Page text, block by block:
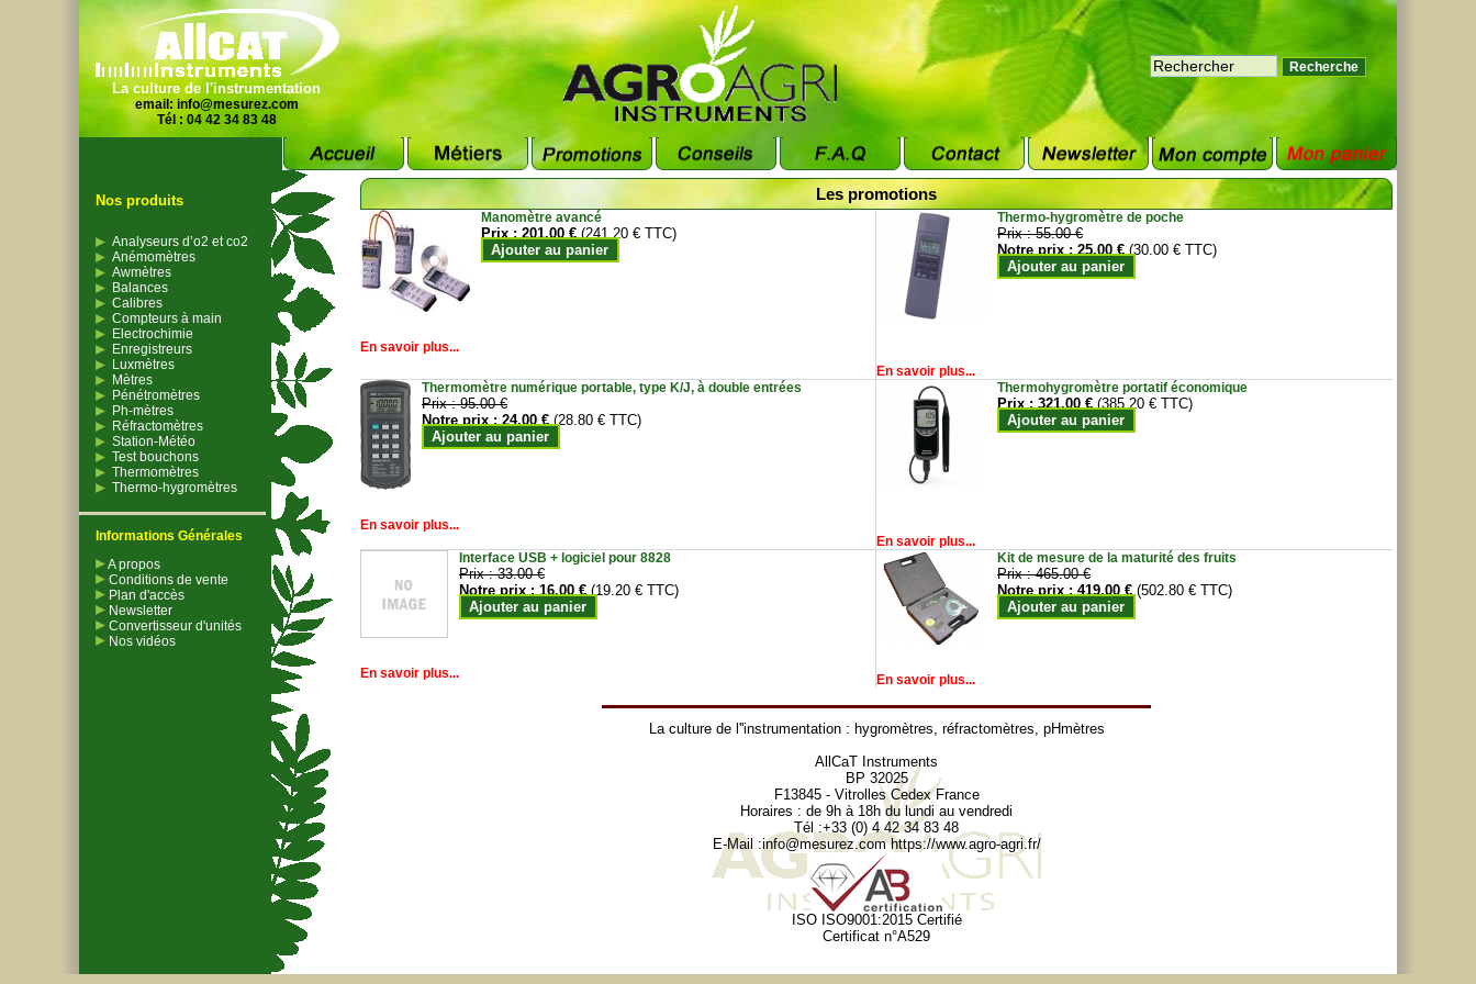
La culture de l'instrumentation
email: info@mesurez.com
Tél : 04 42 34 83 48
Nos produits
Analyseurs d’o2 et co2
Anémomètres
Awmètres
Balances
Calibres
Compteurs à main
Electrochimie
Enregistreurs
Luxmètres
Mètres
Pénétromètres
Ph-mètres
Réfractomètres
Station-Météo
Test bouchons
Thermomètres
Thermo-hygromètres
Informations Générales
A propos
Conditions de vente
Plan d'accès
Newsletter
Convertisseur d'unités
Nos vidéos
Les promotions
Manomètre avancé
Prix :201.00 € (241.20 € TTC)
Ajouter au panier
En savoir plus...
Thermo-hygromètre de poche
Prix :55.00 €
Notre prix :25.00 € (30.00 € TTC)
Ajouter au panier
En savoir plus...
Thermomètre numérique portable, type K/J, à double entrées
Prix :95.00 €
Notre prix :24.00 € (28.80 € TTC)
Ajouter au panier
En savoir plus...
Thermohygromètre portatif économique
Prix :321.00 € (385.20 € TTC)
Ajouter au panier
En savoir plus...
Interface USB + logiciel pour 8828
Prix :33.00 €
Notre prix :16.00 € (19.20 € TTC)
Ajouter au panier
En savoir plus...
Kit de mesure de la maturité des fruits
Prix :465.00 €
Notre prix :419.00 € (502.80 € TTC)
Ajouter au panier
En savoir plus...
La culture de l''instrumentation : hygromètres, réfractomètres, pHmètres
AllCaT Instruments
BP 32025
F13845 - Vitrolles Cedex France
Horaires : de 9h à 18h du lundi au vendredi
Tél :+33 (0) 4 42 34 83 48
E-Mail :info@mesurez.com https://www.agro-agri.fr/
ISO ISO9001:2015 Certifié
Certificat n°A529